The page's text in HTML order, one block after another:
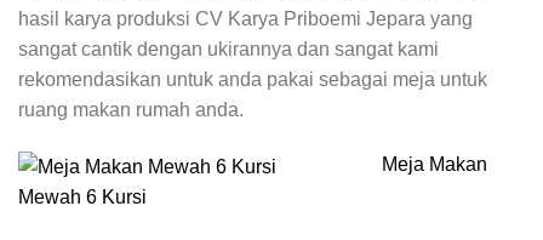
hasil karya produksi CV Karya Priboemi Jepara yang
sangat cantik dengan ukirannya dan sangat kami
rekomendasikan untuk anda pakai sebagai meja untuk
ruang makan rumah anda.
Meja Makan
Mewah 6 Kursi